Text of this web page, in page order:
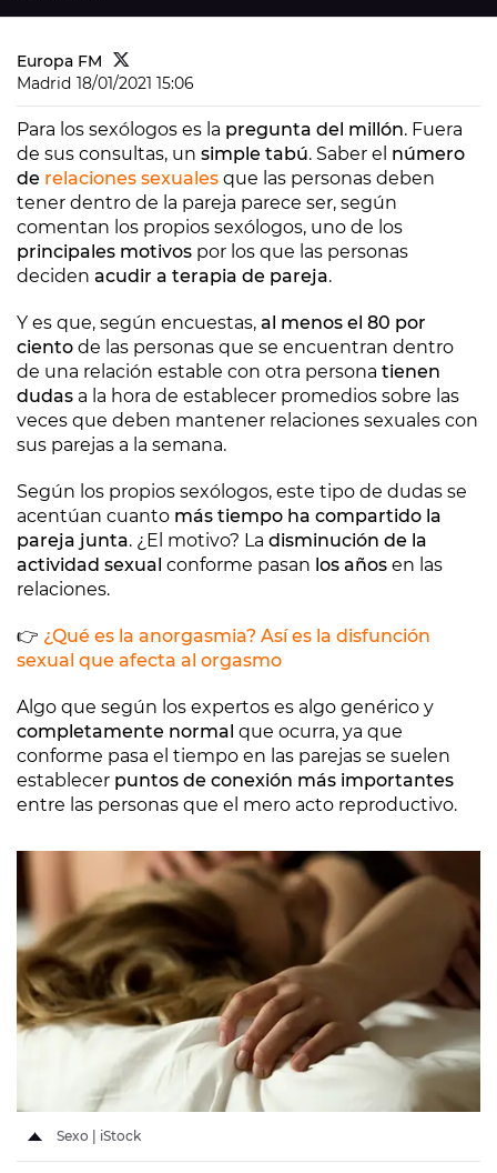
Europa FM
Madrid 18/01/2021 15:06
Para los sexólogos es la pregunta del millón. Fuera
de sus consultas, un simple tabú. Saber el número
de relaciones sexuales que las personas deben
tener dentro de la pareja parece ser, según
comentan los propios sexólogos, uno de los
principales motivos por los que las personas
deciden acudir a terapia de pareja.
Y es que, según encuestas, al menos el 80 por
ciento de las personas que se encuentran dentro
de una relación estable con otra persona tienen
dudas a la hora de establecer promedios sobre las
veces que deben mantener relaciones sexuales con
sus parejas a la semana.
Según los propios sexólogos, este tipo de dudas se
acentúan cuanto más tiempo ha compartido la
pareja junta. ¿El motivo? La disminución de la
actividad sexual conforme pasan los años en las
relaciones.
👉 ¿Qué es la anorgasmia? Así es la disfunción
sexual que afecta al orgasmo
Algo que según los expertos es algo genérico y
completamente normal que ocurra, ya que
conforme pasa el tiempo en las parejas se suelen
establecer puntos de conexión más importantes
entre las personas que el mero acto reproductivo.
Sexo | iStock